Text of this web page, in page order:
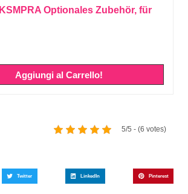
Optionales Zubehör, für
Aggiungi al Carrello!
5/5 - (6 votes)
Twitter LinkedIn Pinterest